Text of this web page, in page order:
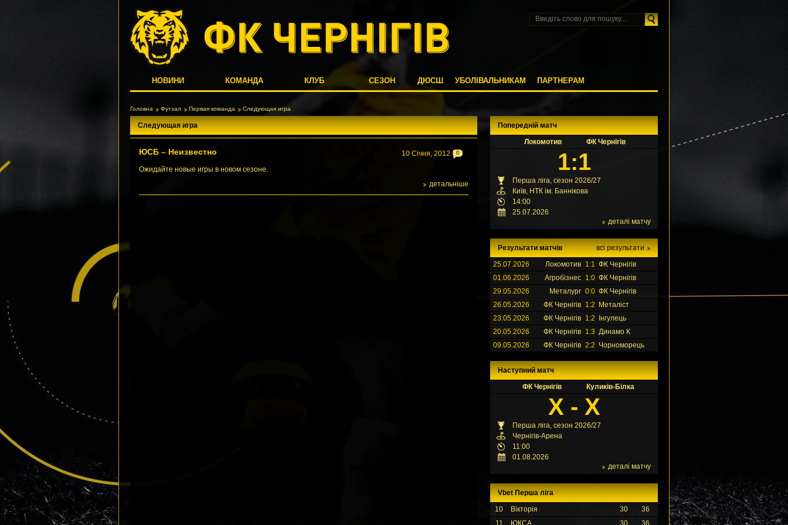
НОВИНИ КОМАНДА КЛУБ СЕЗОН ДЮСШ УБОЛІВАЛЬНИКАМ ПАРТНЕРАМ
Головна Футзал Первая команда Следующая игра
Следующая игра
0
10 Січня, 2012
ЮСБ – Неизвестно
Ожидайте новые игры в новом сезоне.
детальніше
Попередній матч
Локомотив
ФК Чернігів
1:1
Перша ліга, сезон 2026/27
Київ, НТК ім. Баннікова
14:00
25.07.2026
деталі матчу
всі результати
Результати матчів
25.07.2026
Локомотив 1:1 ФК Чернігів
01.06.2026
Агробізнес 1:0 ФК Чернігів
29.05.2026
Металург 0:0 ФК Чернігів
26.05.2026
ФК Чернігів 1:2
Металіст
23.05.2026
ФК Чернігів 1:2
Інгулець
20.05.2026
ФК Чернігів 1:3 Динамо К
09.05.2026
ФК Чернігів 2:2 Чорноморець
Наступний матч
ФК Чернігів
Куликів-Білка
X - X
Перша ліга, сезон 2026/27
Чернігів-Арена
11:00
01.08.2026
деталі матчу
Vbet Перша ліга
10
Вікторія 30
36
11
ЮКСА 30 36